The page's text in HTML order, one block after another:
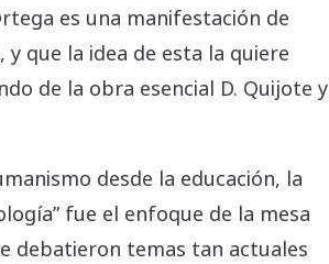
es una manifestación de
y que la idea de esta la quiere
de la obra esencial D. Quijote y
desde la educación, la
fue el enfoque de la mesa
debatieron temas tan actuales